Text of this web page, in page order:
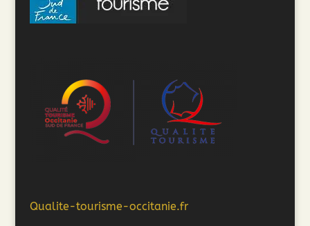
Qualite-tourisme-occitanie.fr